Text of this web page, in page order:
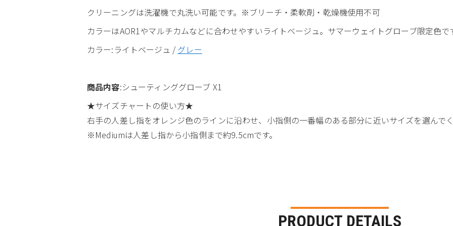
クリーニングは洗濯機で丸洗い可能です。※ブリーチ・柔軟剤・乾燥機使用不可
カラーはAOR1やマルチカムなどに合わせやすいライトベージュ。サマーウェイトグローブ限定色で
カラー:ライトベージュ / グレー
商品内容:シューティンググローブ X1
★サイズチャートの使い方★
右手の人差し指をオレンジ色のラインに沿わせ、小指側の一番幅のある部分に近いサイズを選んでく
※Mediumは人差し指から小指側まで約9.5cmです。
PRODUCT DETAILS